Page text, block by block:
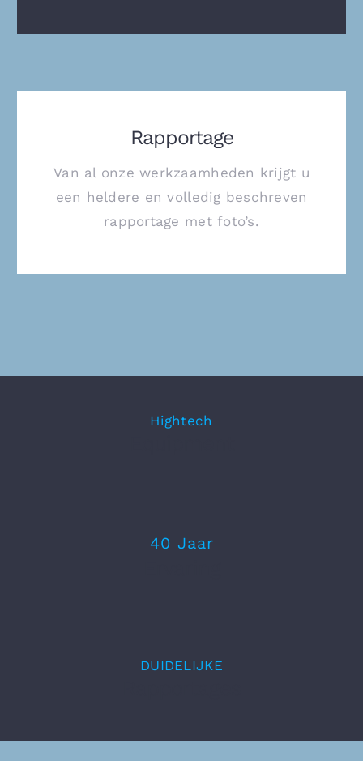
Rapportage
Van al onze werkzaamheden krijgt u
een heldere en volledig beschreven
rapportage met foto’s.
Hightech
40 Jaar
DUIDELIJKE